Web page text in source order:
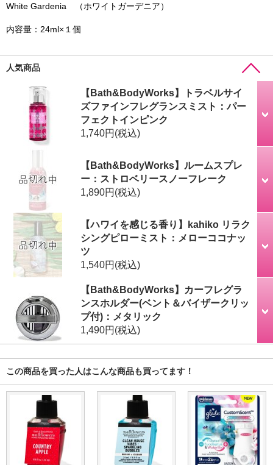
White Gardenia （ホワイトガーデニア）
内容量：24ml×１個
人気商品
【Bath&BodyWorks】トラベルサイ
ズファインフレグランスミスト：パー
フェクトインピンク
1,740円 (税込)
【Bath&BodyWorks】ルームスプレ
ー：ストロベリースノーフレーク
1,890円 (税込)
【ハワイを感じる香り】kahiko リラク
シングピローミスト：メローココナッ
ツ
1,540円 (税込)
【Bath&BodyWorks】カーフレグラ
ンスホルダー(ベント＆バイザークリッ
プ付)：メタリック
1,490円 (税込)
この商品を買った人はこんな商品も買ってます！